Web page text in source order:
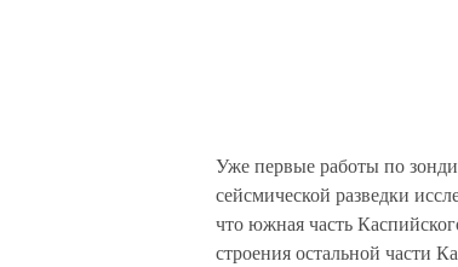
Уже первые работы по
сейсмической разведки
что южная часть
строения остальной части